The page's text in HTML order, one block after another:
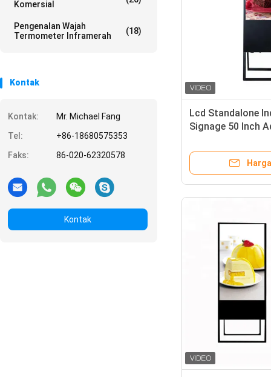
Komersial
Pengenalan Wajah
Termometer Inframerah
(18)
Kontak
Kontak:
Mr. Michael Fang
Tel:
+86-18680575353
Faks:
86-020-62320578
Kontak
Lcd Standalone
Signage 50 Inch